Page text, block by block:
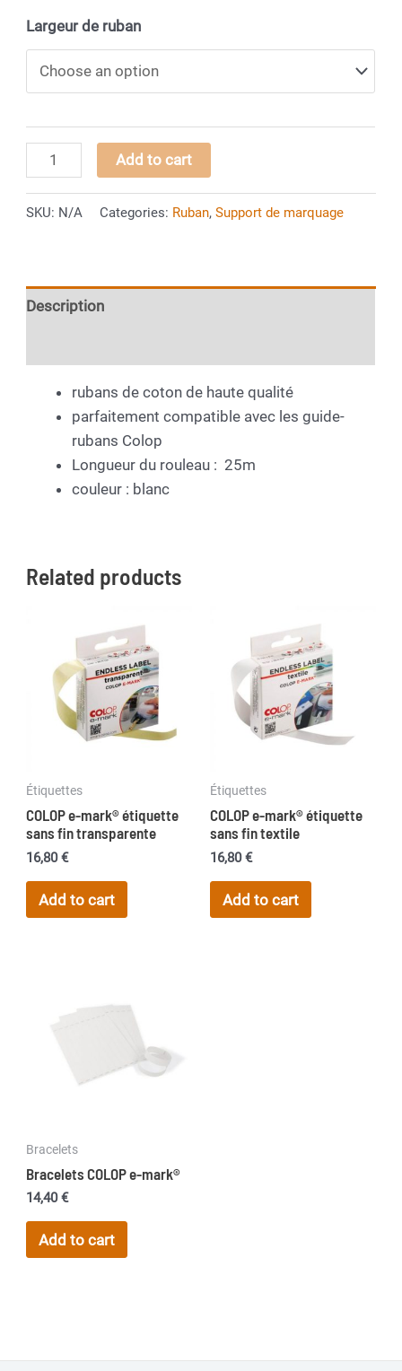
Largeur de ruban
Rubans
pour
Add to cart
SKU: N/A Categories: Ruban,Support de marquage
Description
rubans de coton de haute qualité
parfaitement compatible avec les guide-
rubans Colop
Longueur du rouleau : 25m
couleur : blanc
Related products
Étiquettes
COLOP e-mark® étiquette
sans fin transparente
16,80€
Add to cart
Étiquettes
COLOP e-mark® étiquette
sans fin textile
16,80€
Add to cart
Bracelets
Bracelets COLOP e-mark®
14,40€
Add to cart